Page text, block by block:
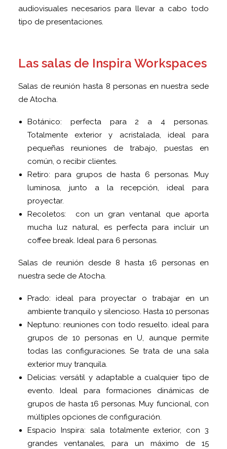
audiovisuales necesarios para llevar a cabo todo
tipo de presentaciones.
Las salas de Inspira Workspaces
Salas de reunión hasta 8 personas en nuestra sede
de Atocha.
Botánico: perfecta para 2 a 4 personas.
Totalmente exterior y acristalada, ideal para
pequeñas reuniones de trabajo, puestas en
común, o recibir clientes.
Retiro: para grupos de hasta 6 personas. Muy
luminosa, junto a la recepción, ideal para
proyectar.
Recoletos: con un gran ventanal que aporta
mucha luz natural, es perfecta para incluir un
coffee break. Ideal para 6 personas.
Salas de reunión desde 8 hasta 16 personas en
nuestra sede de Atocha.
Prado: ideal para proyectar o trabajar en un
ambiente tranquilo y silencioso. Hasta 10 personas
Neptuno: reuniones con todo resuelto. ideal para
grupos de 10 personas en U, aunque permite
todas las configuraciones. Se trata de una sala
exterior muy tranquila.
Delicias: versátil y adaptable a cualquier tipo de
evento. Ideal para formaciones dinámicas de
grupos de hasta 16 personas. Muy funcional, con
múltiples opciones de configuración.
Espacio Inspira: sala totalmente exterior, con 3
grandes ventanales, para un máximo de 15